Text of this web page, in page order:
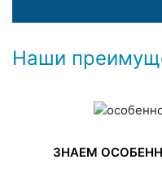
Наши
ЗНАЕМ